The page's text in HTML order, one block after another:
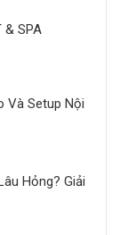
& SPA
Và Setup Nội
Hỏng? Giải